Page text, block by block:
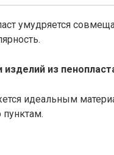
умудряется
из
идеальным
пунктам.